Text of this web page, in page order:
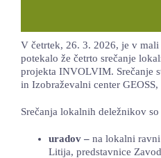
KNJIŽNICA
60-LETNICA
V četrtek, 26. 3. 2026, je v
potekalo že četrto srečanje
projekta INVOLVIM. Srečanje
in Izobraževalni center
Srečanja lokalnih deležnikov
uradov – na lokalni
Litija, predstavnice